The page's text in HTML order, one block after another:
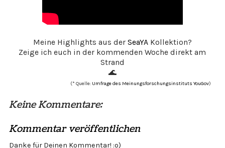
Meine Highlights aus der SeaYAKollektion?
Zeige ich euch in der kommenden Woche direkt am
Strand
🌊
(* Quelle: Umfrage des Meinungsforschungsinstituts YouGov)
Keine Kommentare:
Kommentar veröffentlichen
Danke für Deinen Kommentar! :o)